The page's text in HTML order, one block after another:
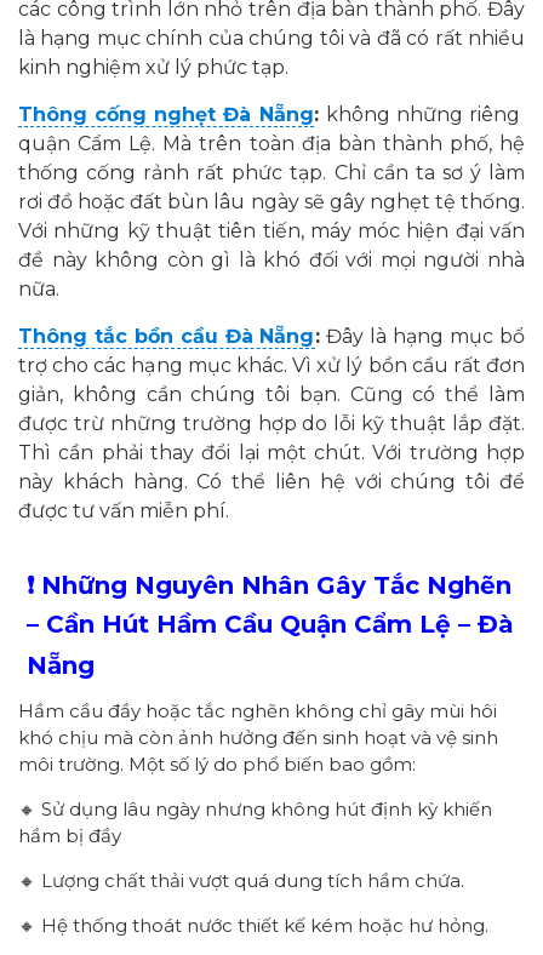
các công trình lớn nhỏ trên địa bàn thành phố. Đây
là hạng mục chính của chúng tôi và đã có rất nhiều
kinh nghiệm xử lý phức tạp.
Thông cống nghẹt Đà Nẵng: không những riêng
quận Cẩm Lệ. Mà trên toàn địa bàn thành phố, hệ
thống cống rảnh rất phức tạp. Chỉ cần ta sơ ý làm
rơi đồ hoặc đất bùn lâu ngày sẽ gây nghẹt tệ thống.
Với những kỹ thuật tiên tiến, máy móc hiện đại vấn
đề này không còn gì là khó đối với mọi người nhà
nữa.
Thông tắc bồn cầu Đà Nẵng:Đây là hạng mục bổ
trợ cho các hạng mục khác. Vì xử lý bồn cầu rất đơn
giản, không cần chúng tôi bạn. Cũng có thể làm
được trừ những trường hợp do lỗi kỹ thuật lắp đặt.
Thì cần phải thay đổi lại một chút. Với trường hợp
này khách hàng. Có thể liên hệ với chúng tôi để
được tư vấn miễn phí.
❗ Những Nguyên Nhân Gây Tắc Nghẽn
– Cần Hút Hầm Cầu Quận Cẩm Lệ – Đà
Nẵng
Hầm cầu đầy hoặc tắc nghẽn không chỉ gây mùi hôi
khó chịu mà còn ảnh hưởng đến sinh hoạt và vệ sinh
môi trường. Một số lý do phổ biến bao gồm:
🔸 Sử dụng lâu ngày nhưng không hút định kỳ khiến
hầm bị đầy
🔸 Lượng chất thải vượt quá dung tích hầm chứa.
🔸 Hệ thống thoát nước thiết kế kém hoặc hư hỏng.